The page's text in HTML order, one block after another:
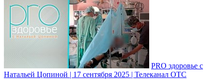
PRO здоровье с
Натальей Цопиной | 17 сентября 2025 | Телеканал ОТС